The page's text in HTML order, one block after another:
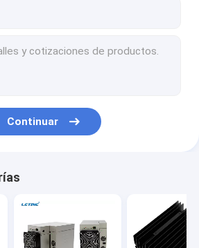
Continuar